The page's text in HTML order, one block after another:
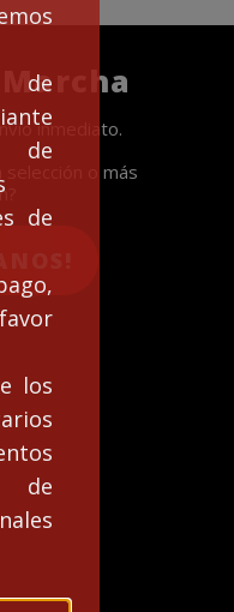
de
de
de
los
de
inmediato.
o más